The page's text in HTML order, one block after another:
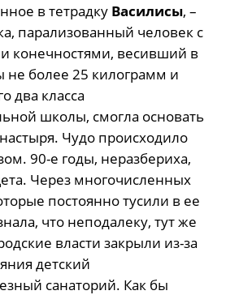
в тетрадку Василисы, –
парализованный человек с
конечностями, весивший в
не более 25 килограмм и
два класса
школы, смогла основать
Чудо происходило
90-е годы, неразбериха,
Через многочисленных
постоянно тусили в ее
что неподалеку, тут же
власти закрыли из-за
детский
санаторий. Как бы